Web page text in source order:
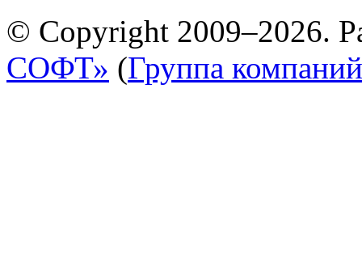
© Copyright 2009–2026.
СОФТ» (Группа